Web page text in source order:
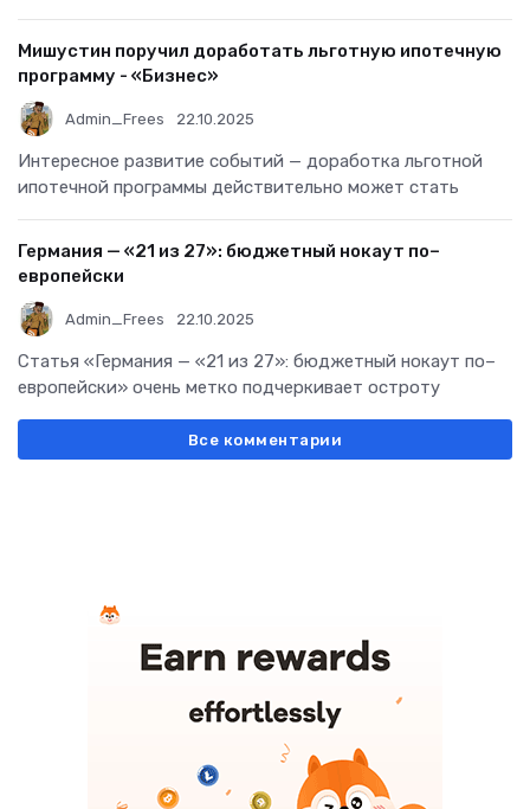
Мишустин поручил доработать льготную ипотечную
программу - «Бизнес»
Admin_Frees 22.10.2025
Интересное развитие событий — доработка льготной
ипотечной программы действительно может стать
Германия — «21 из 27»: бюджетный нокаут по–
европейски
Admin_Frees 22.10.2025
Статья «Германия — «21 из 27»: бюджетный нокаут по–
европейски» очень метко подчеркивает остроту
Все комментарии